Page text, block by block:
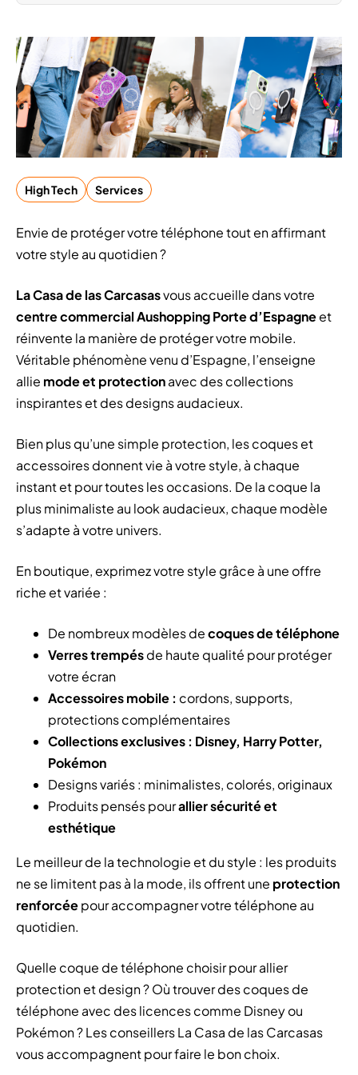
High Tech Services
Envie de protéger votre téléphone tout en affirmant
votre style au quotidien ?
La Casa de las Carcasasvous accueille dans votre
centre commercial Aushopping Porte d’Espagneet
réinvente la manière de protéger votre mobile.
Véritable phénomène venu d’Espagne, l’enseigne
allie mode et protectionavec des collections
inspirantes et des designs audacieux.
Bien plus qu’une simple protection, les coques et
accessoires donnent vie à votre style, à chaque
instant et pour toutes les occasions. De la coque la
plus minimaliste au look audacieux, chaque modèle
s’adapte à votre univers.
En boutique, exprimez votre style grâce à une offre
riche et variée :
De nombreux modèles decoques de téléphone
Verres trempésde haute qualité pour protéger
votre écran
Accessoires mobile : cordons, supports,
protections complémentaires
Collections exclusives : Disney, Harry Potter,
Pokémon
Designs variés : minimalistes, colorés, originaux
Produits pensés pourallier sécurité et
esthétique
Le meilleur de la technologie et du style : les produits
ne se limitent pas à la mode, ils offrent une protection
renforcéepour accompagner votre téléphone au
quotidien.
Quelle coque de téléphone choisir pour allier
protection et design ? Où trouver des coques de
téléphone avec des licences comme Disney ou
Pokémon ? Les conseillers La Casa de las Carcasas
vous accompagnent pour faire le bon choix.